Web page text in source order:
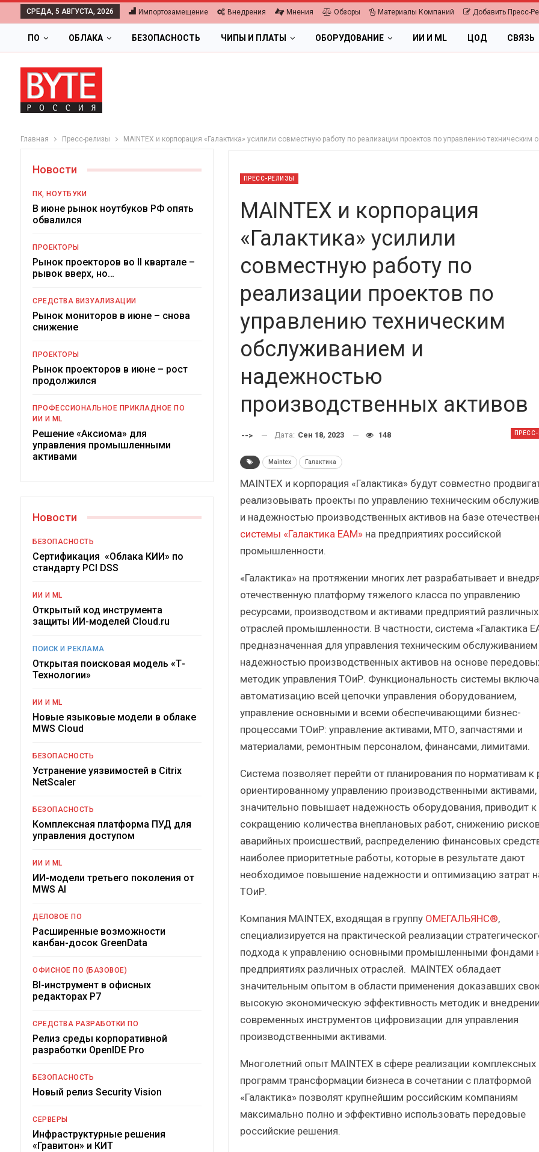
СРЕДА, 5 АВГУСТА, 2026 Импортозамещение Внедрения Мнения Обзоры Материалы Компаний Добавить Пресс-
ПО ОБЛАКА БЕЗОПАСНОСТЬ ЧИПЫ И ПЛАТЫ ОБОРУДОВАНИЕ ИИ И ML ЦОД СВЯЗЬ
Главная Пресс-релизы MAINTEX и корпорация «Галактика» усилили совместную работу по реализации проектов по управлению
ПРЕСС-РЕЛИЗЫ
MAINTEX и корпорация
«Галактика» усилили
совместную работу по
реализации проектов по
управлению техническим
обслуживанием и
надежностью
производственных активов
--> Дата: Сен 18, 2023 148
Maintex Галактика
MAINTEX и корпорация «Галактика» будут совместно
реализовывать проекты по управлению техническим
и надежностью производственных активов на базе
системы «Галактика EAM»на предприятиях российской
промышленности.
«Галактика» на протяжении многих лет разрабатывает и
отечественную платформу тяжелого класса по управлению
ресурсами, производством и активами предприятий различных
отраслей промышленности. В частности, система «Галактика
предназначенная для управления техническим обслуживанием
надежностью производственных активов на основе
методик управления ТОиР. Функциональность системы
автоматизацию всей цепочки управления оборудованием,
управление основными и всеми обеспечивающими бизнес-
процессами ТОиР: управление активами, МТО, запчастями и
материалами, ремонтным персоналом, финансами, лимитами.
Система позволяет перейти от планирования по нормативам к
ориентированному управлению производственными активами,
значительно повышает надежность оборудования, приводит к
сокращению количества внеплановых работ, снижению
аварийных происшествий, распределению финансовых
наиболее приоритетные работы, которые в результате дают
необходимое повышение надежности и оптимизацию затрат
ТОиР.
Компания MAINTEX, входящая в группу ОМЕГАЛЬЯНС®,
специализируется на практической реализации
подхода к управлению основными промышленными фондами
предприятиях различных отраслей. MAINTEX обладает
значительным опытом в области применения доказавших
высокую экономическую эффективность методик и внедрении
современных инструментов цифровизации для управления
производственными активами.
Многолетний опыт MAINTEX в сфере реализации комплексных
программ трансформации бизнеса в сочетании с платформой
«Галактика» позволят крупнейшим российским компаниям
максимально полно и эффективно использовать передовые
российские решения.
Новости
ПК, НОУТБУКИ
В июне рынок ноутбуков РФ опять
обвалился
ПРОЕКТОРЫ
Рынок проекторов во II квартале –
рывок вверх, но…
СРЕДСТВА ВИЗУАЛИЗАЦИИ
Рынок мониторов в июне – снова
снижение
ПРОЕКТОРЫ
Рынок проекторов в июне – рост
продолжился
ПРОФЕССИОНАЛЬНОЕ ПРИКЛАДНОЕ ПО
ИИ И ML
Решение «Аксиома» для
управления промышленными
активами
Новости
БЕЗОПАСНОСТЬ
Сертификация «Облака КИИ» по
стандарту PCI DSS
ИИ И ML
Открытый код инструмента
защиты ИИ-моделей Cloud.ru
ПОИСК И РЕКЛАМА
Открытая поисковая модель «Т-
Технологии»
ИИ И ML
Новые языковые модели в облаке
MWS Cloud
БЕЗОПАСНОСТЬ
Устранение уязвимостей в Citrix
NetScaler
БЕЗОПАСНОСТЬ
Комплексная платформа ПУД для
управления доступом
ИИ И ML
ИИ-модели третьего поколения от
MWS AI
ДЕЛОВОЕ ПО
Расширенные возможности
канбан-досок GreenData
ОФИСНОЕ ПО (БАЗОВОЕ)
BI-инструмент в офисных
редакторах Р7
СРЕДСТВА РАЗРАБОТКИ ПО
Релиз среды корпоративной
разработки OpenIDE Pro
БЕЗОПАСНОСТЬ
Новый релиз Security Vision
СЕРВЕРЫ
Инфраструктурные решения
«Гравитон» и КИТ
Цифровая экономика 2026.
Краткий статистический
российский рынок ИБП?
Итоги и Бестселлеры
ИБП
Отрасль ИБП в депрессии?
Часть II.
Отрасль ИБП в
Самый успешный
рынка ИБП